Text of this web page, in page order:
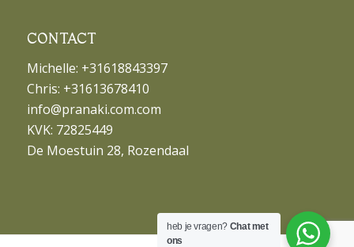
CONTACT
Michelle: +31618843397
Chris: +31613678410
info@pranaki.com.com
KVK: 72825449
De Moestuin 28, Rozendaal
heb je vragen? Chat met
ons